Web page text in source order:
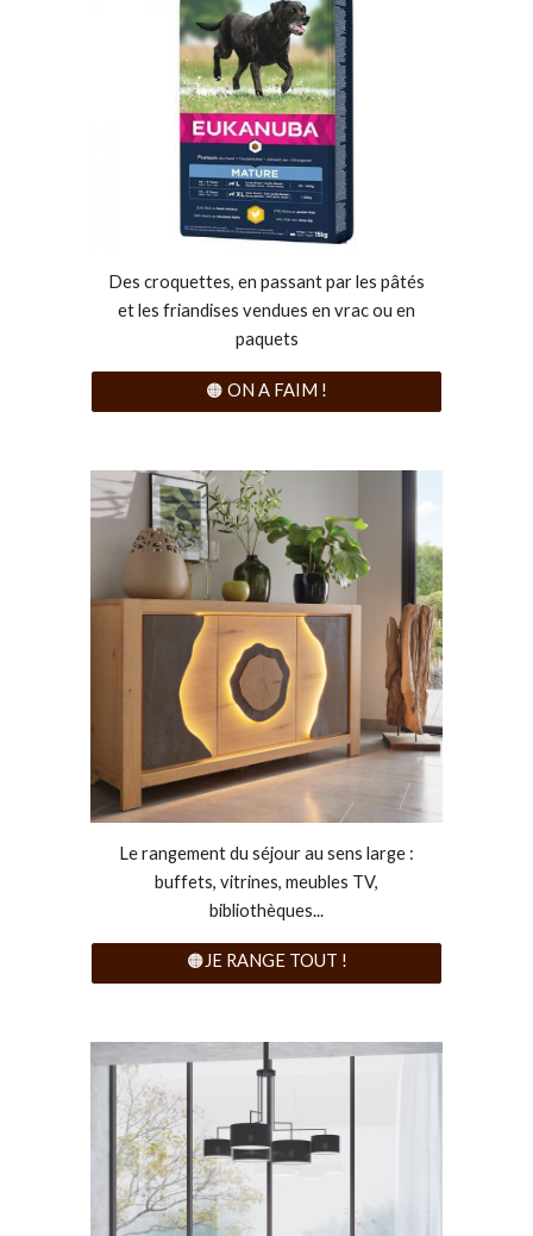
Des croquettes, en passant par les pâtés
et les friandises vendues en vrac ou en
paquets
🟠 ON A FAIM !
Le rangement du séjour au sens large :
buffets, vitrines, meubles TV,
bibliothèques...
🟠JE RANGE TOUT !